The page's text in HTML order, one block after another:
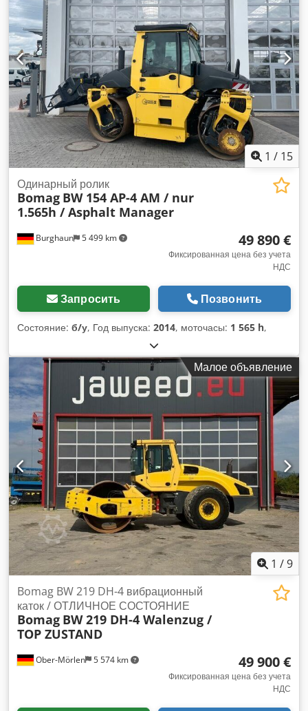
1 / 15
Burghaun 5 499 km
Одинарный ролик
Bomag BW 154 AP-4 AM / nur
1.565h / Asphalt Manager
49 890 €
Фиксированная цена без учета
НДС
Запросить Позвонить
Состояние: б/у, Год выпуска: 2014, моточасы: 1 565 h,
Малое объявление
1 /9
Ober-Mörlen 5 574 km
Bomag BW 219 DH-4 вибрационный
каток / ОТЛИЧНОЕ СОСТОЯНИЕ
Bomag BW 219 DH-4 Walenzug /
TOP ZUSTAND
49 900 €
Фиксированная цена без учета
НДС